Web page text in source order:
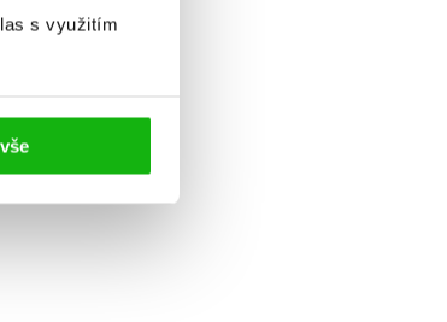
s využitím